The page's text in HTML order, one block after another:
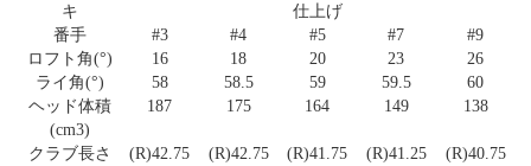
キ
仕上げ
番手
#3 #4 #5 #7
#9
ロフト角(°)
16 18 20 23
26
ライ角(°)
58 58.5 59 59.5
60
ヘッド体積
(cm3)
187 175 164 149 138
クラブ長さ
(R)42.75
(R)42.75
(R)41.75
(R)41.25
(R)40.75